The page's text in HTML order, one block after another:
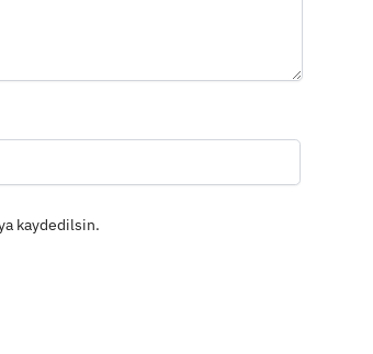
kaydedilsin.